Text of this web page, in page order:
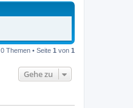
0 Themen • Seite 1 von 1
Gehe zu